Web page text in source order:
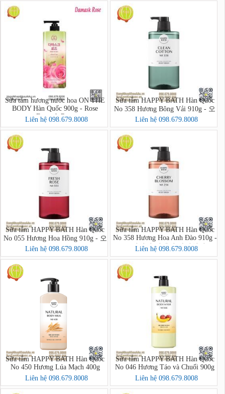
Sữa tắm hương nước hoa ON THE
BODY Hàn Quốc 900g - Rose
Damask Rose
Liên hệ 098.679.8008
Sữa tắm HAPPY BATH Hàn Quốc
No 358 Hương Bông Vải 910g - 오
리지널 컬렉션 바디워시
Liên hệ 098.679.8008
Sữa tắm HAPPY BATH Hàn Quốc
No 055 Hương Hoa Hồng 910g - 오
리지널 컬렉션 바디워시
Liên hệ 098.679.8008
Sữa tắm HAPPY BATH Hàn Quốc
No 358 Hương Hoa Anh Đào 910g -
오리지널 컬렉션 바디워시
Liên hệ 098.679.8008
Sữa tắm HAPPY BATH Hàn Quốc
No 450 Hương Lúa Mạch 400g
Liên hệ 098.679.8008
Sữa tắm HAPPY BATH Hàn Quốc
No 046 Hương Táo và Chuối 900g
Liên hệ 098.679.8008